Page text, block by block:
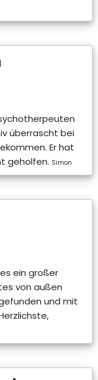
überrascht bei
Er hat
geholfen. Simon
ein großer
von außen
und mit